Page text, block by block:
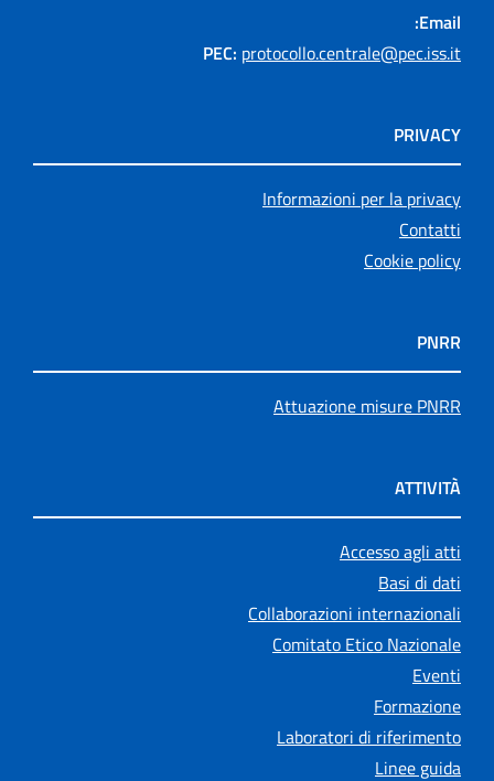
Email:
PEC: protocollo.centrale@pec.iss.it
PRIVACY
Informazioni per la privacy
Contatti
Cookie policy
PNRR
Attuazione misure PNRR
ATTIVITÀ
Accesso agli atti
Basi di dati
Collaborazioni internazionali
Comitato Etico Nazionale
Eventi
Formazione
Laboratori di riferimento
Linee guida